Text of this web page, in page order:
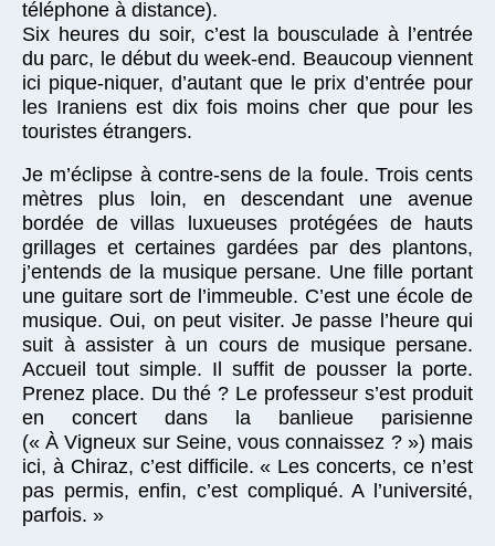
téléphone à distance).
Six heures du soir, c’est la bousculade à l’entrée
du parc, le début du week-end. Beaucoup viennent
ici pique-niquer, d’autant que le prix d’entrée pour
les Iraniens est dix fois moins cher que pour les
touristes étrangers.
Je m’éclipse à contre-sens de la foule. Trois cents
mètres plus loin, en descendant une avenue
bordée de villas luxueuses protégées de hauts
grillages et certaines gardées par des plantons,
j’entends de la musique persane. Une fille portant
une guitare sort de l’immeuble. C’est une école de
musique. Oui, on peut visiter. Je passe l’heure qui
suit à assister à un cours de musique persane.
Accueil tout simple. Il suffit de pousser la porte.
Prenez place. Du thé ? Le professeur s’est produit
en concert dans la banlieue parisienne
(« À Vigneux sur Seine, vous connaissez ? ») mais
ici, à Chiraz, c’est difficile. « Les concerts, ce n’est
pas permis, enfin, c’est compliqué. A l’université,
parfois. »